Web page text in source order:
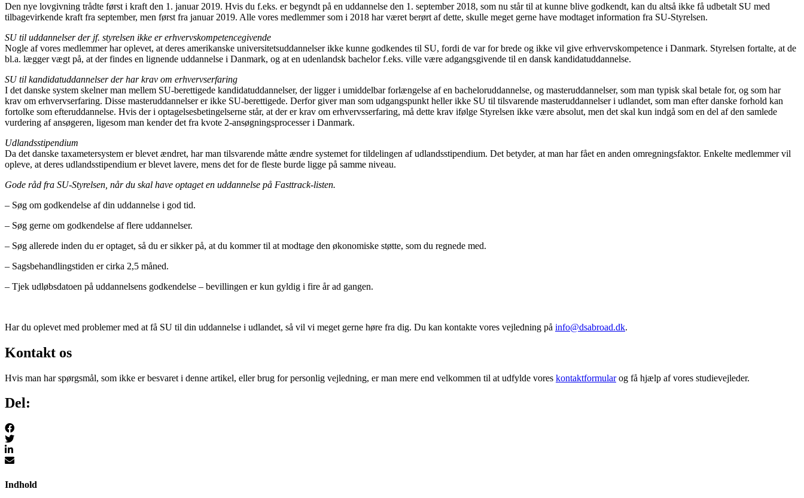
Den nye lovgivning trådte først i kraft den 1. januar 2019. Hvis du f.eks. er begyndt på en uddannelse den 1. september 2018, som nu står til at kunne blive godkendt, kan du altså ikke få udbetalt SU med
tilbagevirkende kraft fra september, men først fra januar 2019. Alle vores medlemmer som i 2018 har været berørt af dette, skulle meget gerne have modtaget information fra SU-Styrelsen.
SU til uddannelser der jf. styrelsen ikke er erhvervskompetencegivende
Nogle af vores medlemmer har oplevet, at deres amerikanske universitetsuddannelser ikke kunne godkendes til SU, fordi de var for brede og ikke vil give erhvervskompetence i Danmark. Styrelsen fortalte, at de
bl.a. lægger vægt på, at der findes en lignende uddannelse i Danmark, og at en udenlandsk bachelor f.eks. ville være adgangsgivende til en dansk kandidatuddannelse.
SU til kandidatuddannelser der har krav om erhvervserfaring
I det danske system skelner man mellem SU-berettigede kandidatuddannelser, der ligger i umiddelbar forlængelse af en bacheloruddannelse, og masteruddannelser, som man typisk skal betale for, og som har
krav om erhvervserfaring. Disse masteruddannelser er ikke SU-berettigede. Derfor giver man som udgangspunkt heller ikke SU til tilsvarende masteruddannelser i udlandet, som man efter danske forhold kan
fortolke som efteruddannelse. Hvis der i optagelsesbetingelserne står, at der er krav om erhvervsserfaring, må dette krav ifølge Styrelsen ikke være absolut, men det skal kun indgå som en del af den samlede
vurdering af ansøgeren, ligesom man kender det fra kvote 2-ansøgningsprocesser i Danmark.
Udlandsstipendium
Da det danske taxametersystem er blevet ændret, har man tilsvarende måtte ændre systemet for tildelingen af udlandsstipendium. Det betyder, at man har fået en anden omregningsfaktor. Enkelte medlemmer vil
opleve, at deres udlandsstipendium er blevet lavere, mens det for de fleste burde ligge på samme niveau.
Gode råd fra SU-Styrelsen, når du skal have optaget en uddannelse på Fasttrack-listen.
– Søg om godkendelse af din uddannelse i god tid.
– Søg gerne om godkendelse af flere uddannelser.
– Søg allerede inden du er optaget, så du er sikker på, at du kommer til at modtage den økonomiske støtte, som du regnede med.
– Sagsbehandlingstiden er cirka 2,5 måned.
– Tjek udløbsdatoen på uddannelsens godkendelse – bevillingen er kun gyldig i fire år ad gangen.
Har du oplevet med problemer med at få SU til din uddannelse i udlandet, så vil vi meget gerne høre fra dig. Du kan kontakte vores vejledning på info@dsabroad.dk.
Kontakt os
Hvis man har spørgsmål, som ikke er besvaret i denne artikel, eller brug for personlig vejledning, er man mere end velkommen til at udfylde vores kontaktformularog få hjælp af vores studievejleder.
Del:
Indhold